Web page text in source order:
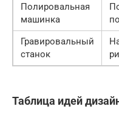
Полировальная
машинка
Гравировальный
станок
Таблица идей